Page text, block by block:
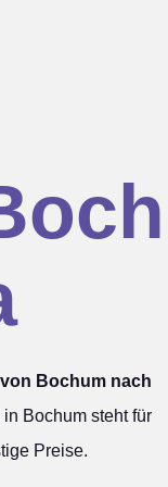
Bochum nach
Bochum steht für
Preise.